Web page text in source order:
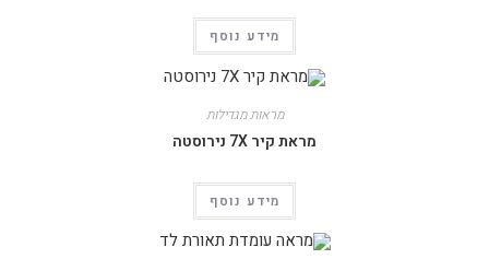
מידע נוסף
מראות מגדילות
מראת קיר 7X נירוסטה
מידע נוסף